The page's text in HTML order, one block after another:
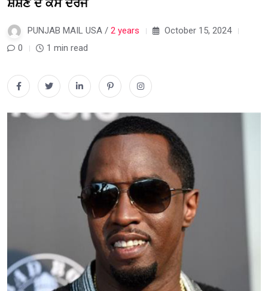
PUNJAB MAIL USA / 2 years
October 15, 2024
0
1 min read